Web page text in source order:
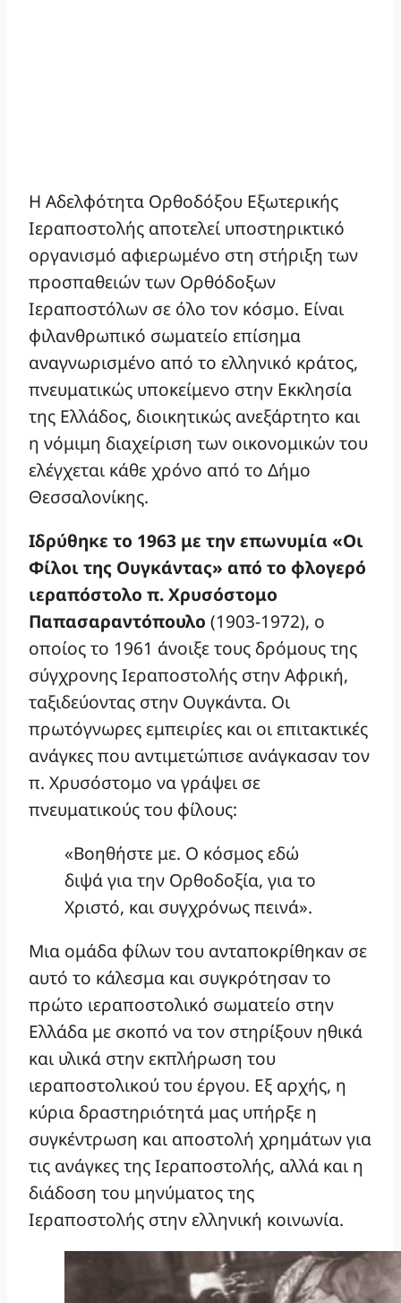
Η Αδελφότητα Ορθοδόξου Εξωτερικής
Ιεραποστολής αποτελεί υποστηρικτικό
οργανισμό αφιερωμένο στη στήριξη των
προσπαθειών των Oρθόδοξων
Iεραποστόλων σε όλο τον κόσμο. Είναι
φιλανθρωπικό σωματείο επίσημα
αναγνωρισμένο από το ελληνικό κράτος,
πνευματικώς υποκείμενο στην Εκκλησία
της Ελλάδος, διοικητικώς ανεξάρτητο και
η νόμιμη διαχείριση των οικονομικών του
ελέγχεται κάθε χρόνο από το Δήμο
Θεσσαλονίκης.
Ιδρύθηκε το 1963 με την επωνυμία «Οι
Φίλοι της Ουγκάντας» από το φλογερό
ιεραπόστολο π. Χρυσόστομο
Παπασαραντόπουλο (1903-1972), ο
οποίος το 1961 άνοιξε τους δρόμους της
σύγχρονης Ιεραποστολής στην Αφρική,
ταξιδεύοντας στην Ουγκάντα. Οι
πρωτόγνωρες εμπειρίες και οι επιτακτικές
ανάγκες που αντιμετώπισε ανάγκασαν τον
π. Χρυσόστομο να γράψει σε
πνευματικούς του φίλους:
«Βοηθήστε με. Ο κόσμος εδώ
διψά για την Ορθοδοξία, για το
Χριστό, και συγχρόνως πεινά».
Μια ομάδα φίλων του ανταποκρίθηκαν σε
αυτό το κάλεσμα και συγκρότησαν το
πρώτο ιεραποστολικό σωματείο στην
Ελλάδα με σκοπό να τον στηρίξουν ηθικά
και υλικά στην εκπλήρωση του
ιεραποστολικού του έργου. Εξ αρχής, η
κύρια δραστηριότητά μας υπήρξε η
συγκέντρωση και αποστολή χρημάτων για
τις ανάγκες της Ιεραποστολής, αλλά και η
διάδοση του μηνύματος της
Ιεραποστολής στην ελληνική κοινωνία.